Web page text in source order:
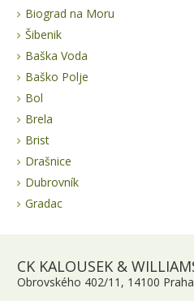
Biograd na Moru
Šibenik
Baška Voda
Baško Polje
Bol
Brela
Brist
Drašnice
Dubrovník
Gradac
CK KALOUSEK &
Obrovského 402/11, 14100